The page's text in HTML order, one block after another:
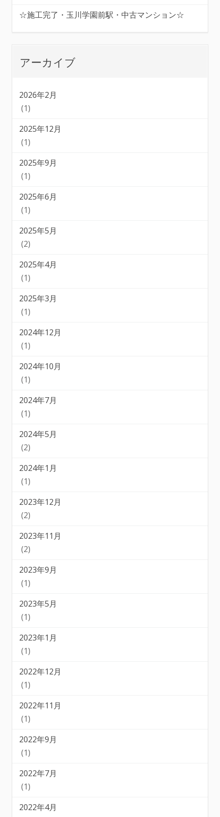
☆施工完了・玉川学園前駅・中古マンション☆
アーカイブ
2026年2月
(1)
2025年12月
(1)
2025年9月
(1)
2025年6月
(1)
2025年5月
(2)
2025年4月
(1)
2025年3月
(1)
2024年12月
(1)
2024年10月
(1)
2024年7月
(1)
2024年5月
(2)
2024年1月
(1)
2023年12月
(2)
2023年11月
(2)
2023年9月
(1)
2023年5月
(1)
2023年1月
(1)
2022年12月
(1)
2022年11月
(1)
2022年9月
(1)
2022年7月
(1)
2022年4月